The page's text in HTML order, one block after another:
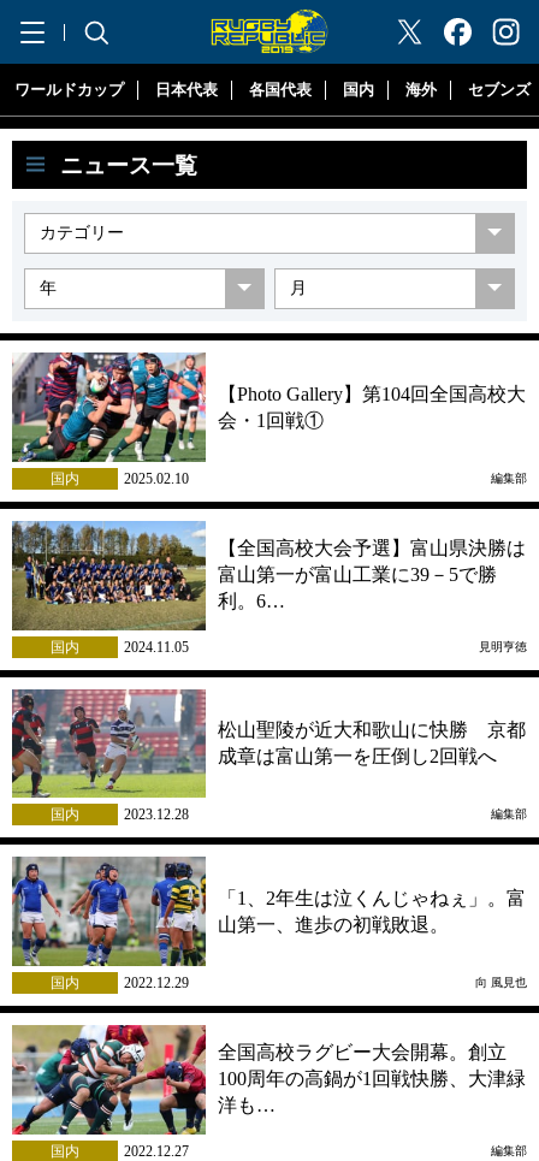
"ラグビーリパブリック"
ワールドカップ 日本代表 各国代表 国内 海外 セブンズ
ニュース一覧
【Photo Gallery】第104回全国高校大
会・1回戦①
国内 2025.02.10 編集部
【全国高校大会予選】富山県決勝は
富山第一が富山工業に39－5で勝
利。6…
国内 2024.11.05 見明亨徳
松山聖陵が近大和歌山に快勝 京都
成章は富山第一を圧倒し2回戦へ
国内 2023.12.28 編集部
「1、2年生は泣くんじゃねぇ」。富
山第一、進歩の初戦敗退。
国内 2022.12.29 向 風見也
全国高校ラグビー大会開幕。創立
100周年の高鍋が1回戦快勝、大津緑
洋も…
国内 2022.12.27 編集部